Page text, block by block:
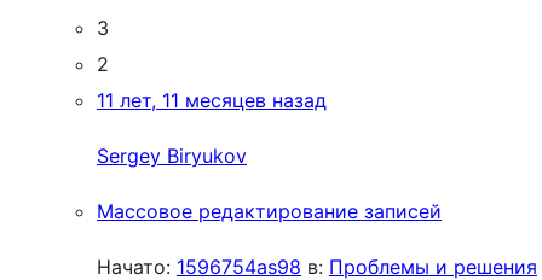
3
2
11 лет, 11 месяцев назад
Sergey Biryukov
Массовое редактирование записей
Начато: 1596754as98 в: Проблемы и решения